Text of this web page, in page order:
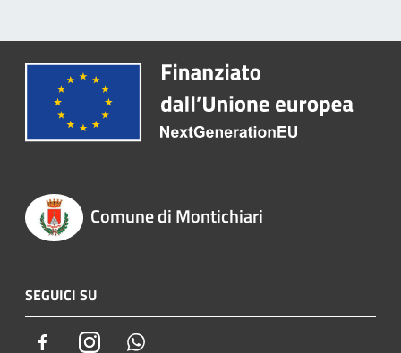
Comune di Montichiari
SEGUICI SU
FacebookInstagram